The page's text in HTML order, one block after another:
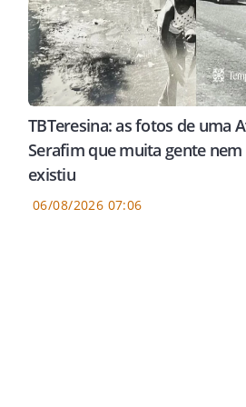
TBTeresina: as fotos de uma
Serafim que muita gente
existiu
06/08/2026 07:06